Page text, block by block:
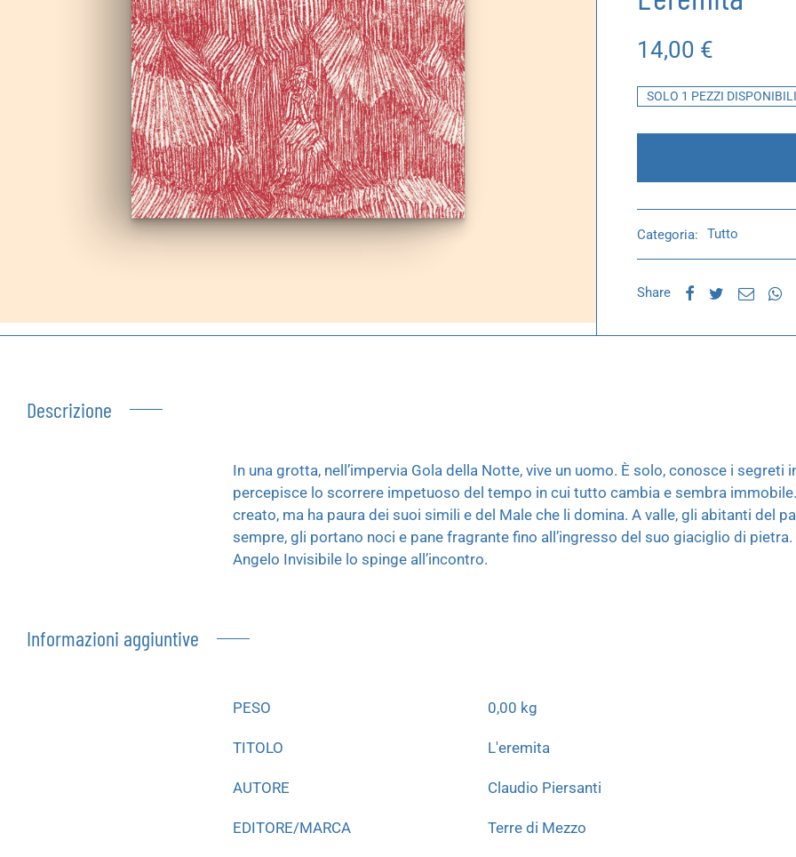
14,00 €
SOLO 1 PEZZI DISPONIBILI
Categoria: Tutto
Share
Descrizione
In una grotta, nell’impervia Gola della Notte, vive un uomo. È solo, conosce i segreti
percepisce lo scorrere impetuoso del tempo in cui tutto cambia e sembra
creato, ma ha paura dei suoi simili e del Male che li domina. A valle, gli abitanti del
sempre, gli portano noci e pane fragrante fino all’ingresso del suo giaciglio di pietra.
Angelo Invisibile lo spinge all’incontro.
Informazioni aggiuntive
PESO 0,00 kg
TITOLO L'eremita
AUTORE Claudio Piersanti
EDITORE/MARCA Terre di Mezzo